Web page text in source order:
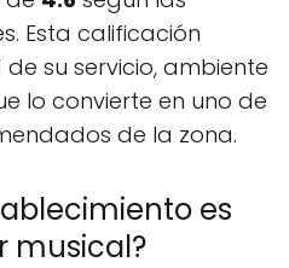
Esta calificación
su servicio, ambiente
lo convierte en uno de
de la zona.
es
musical?